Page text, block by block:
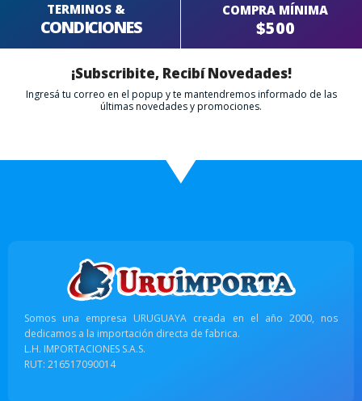
TERMINOS &
CONDICIONES
COMPRA MÍNIMA
$500
¡Subscribite, Recibí Novedades!
Ingresá tu correo en el popup y te mantendremos informado de las
últimas novedades y promociones.
Somos una empresa URUGUAYA creada en el año 2000, nos
dedicamos a la importación directa de fabrica.
L.H. IMPORTACIONES S.A.S.
RUT: 216517090014